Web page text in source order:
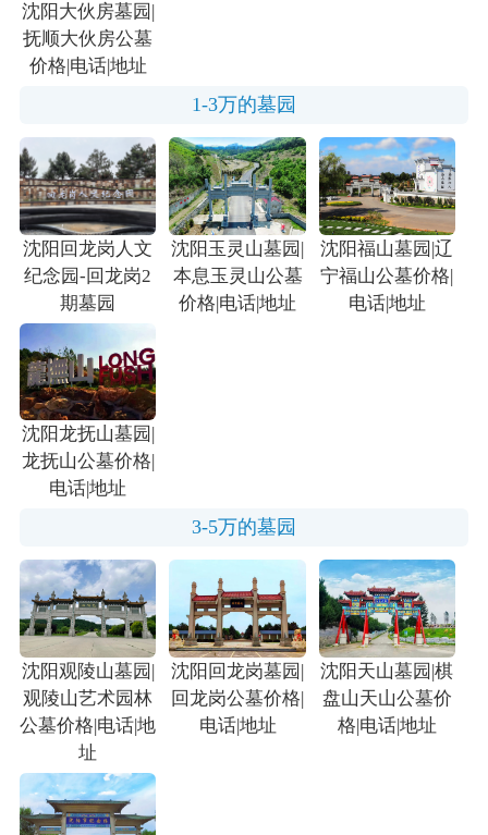
沈阳大伙房墓园|
抚顺大伙房公墓
价格|电话|地址
1-3万的墓园
沈阳回龙岗人文
纪念园-回龙岗2
期墓园
沈阳玉灵山墓园|
本息玉灵山公墓
价格|电话|地址
沈阳福山墓园|辽
宁福山公墓价格|
电话|地址
沈阳龙抚山墓园|
龙抚山公墓价格|
电话|地址
3-5万的墓园
沈阳观陵山墓园|
观陵山艺术园林
公墓价格|电话|地
址
沈阳回龙岗墓园|
回龙岗公墓价格|
电话|地址
沈阳天山墓园|棋
盘山天山公墓价
格|电话|地址